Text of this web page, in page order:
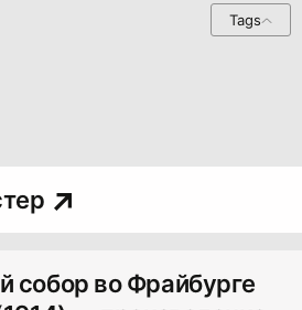
Tags
собор во Фрайбурге